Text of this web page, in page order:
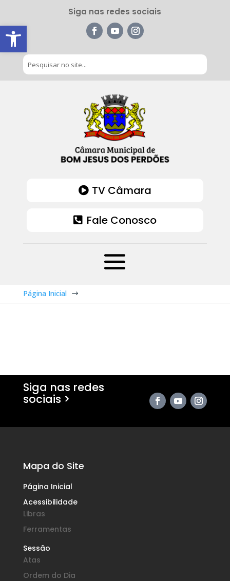
Barra de Ferramentas Aberta
Siga nas redes sociais
TV Câmara
Fale Conosco
Página Inicial $
Siga nas redes
sociais >
Mapa do Site
Página Inicial
Acessibilidade
Libras
Ferramentas
Sessão
Atas
Ordem do Dia